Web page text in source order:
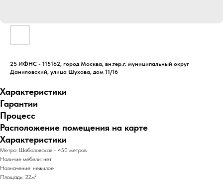
25 ИФНС - 115162, город Москва, вн.тер.г. муниципальный округ
Даниловский, улица Шухова, дом 11/16
Характеристики
Гарантии
Процесс
Расположение помещения на карте
Характеристики
Метро: Шаболовская - 450 метров
Наличие мебели: нет
Назначение: нежилое
Площадь: 22м²